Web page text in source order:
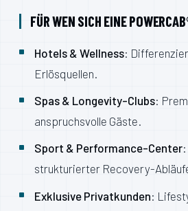
FÜR WEN SICH EINE
Hotels & Wellness:
Erlösquellen.
Spas & Longevity-Clubs:
anspruchsvolle Gäste.
Sport & Performance-Center
strukturierter Recovery-
Exklusive Privatkunden: